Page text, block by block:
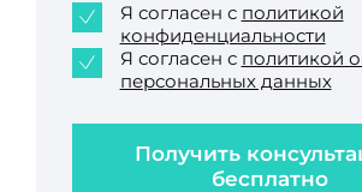
Получить
бесплатно
Я согласен с политикой
конфиденциальности
Я согласен с политикой
персональных данных